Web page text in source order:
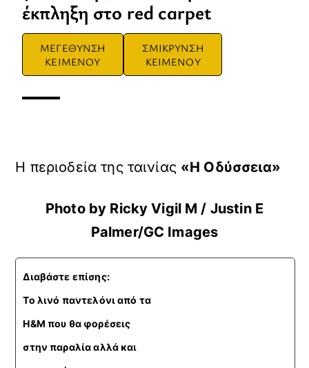
έκπληξη στο red carpet
ΜΕΓΕΘΥΝΣΗ
ΚΕΙΜΕΝΟΥ
ΣΜΙΚΡΥΝΣΗ
ΚΕΙΜΕΝΟΥ
Η περιοδεία της ταινίας «Η Οδύσσεια»
Photo by Ricky Vigil M / Justin E
Palmer/GC Images
Διαβάστε επίσης:
Το λινό παντελόνι από τα
H&M που θα φορέσεις
στην παραλία αλλά και